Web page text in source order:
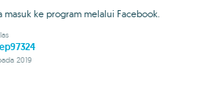
masuk ke program melalui Facebook.
2019